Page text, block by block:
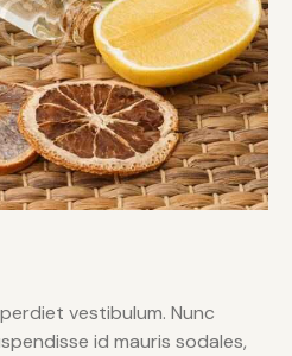
vestibulum. Nunc
id mauris sodales,